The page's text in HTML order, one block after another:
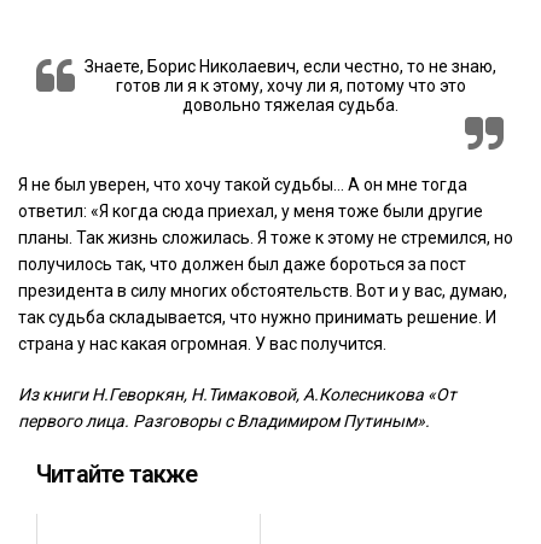
Знаете, Борис Николаевич, если честно, то не знаю,
готов ли я к этому, хочу ли я, потому что это
довольно тяжелая судьба.
Я не был уверен, что хочу такой судьбы… А он мне тогда
ответил: «Я когда сюда приехал, у меня тоже были другие
планы. Так жизнь сложилась. Я тоже к этому не стремился, но
получилось так, что должен был даже бороться за пост
президента в силу многих обстоятельств. Вот и у вас, думаю,
так судьба складывается, что нужно принимать решение. И
страна у нас какая огромная. У вас получится.
Из книги Н.Геворкян, Н.Тимаковой, А.Колесникова «От
первого лица. Разговоры с Владимиром Путиным».
Читайте также